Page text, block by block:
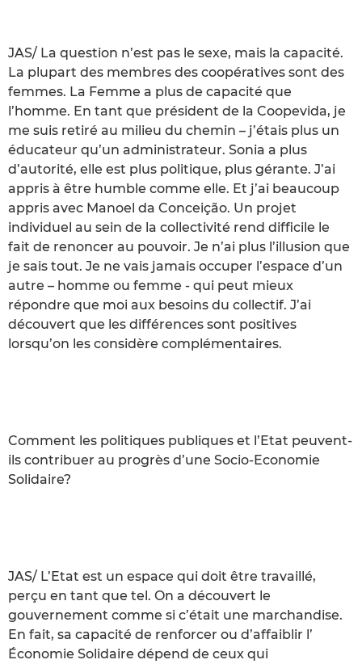
JAS/ La question n’est pas le sexe, mais la capacité.
La plupart des membres des coopératives sont des
femmes. La Femme a plus de capacité que
l’homme. En tant que président de la Coopevida, je
me suis retiré au milieu du chemin – j’étais plus un
éducateur qu’un administrateur. Sonia a plus
d’autorité, elle est plus politique, plus gérante. J’ai
appris à être humble comme elle. Et j’ai beaucoup
appris avec Manoel da Conceição. Un projet
individuel au sein de la collectivité rend difficile le
fait de renoncer au pouvoir. Je n’ai plus l’illusion que
je sais tout. Je ne vais jamais occuper l’espace d’un
autre – homme ou femme - qui peut mieux
répondre que moi aux besoins du collectif. J’ai
découvert que les différences sont positives
lorsqu’on les considère complémentaires.
Comment les politiques publiques et l’Etat peuvent-
ils contribuer au progrès d’une Socio-Economie
Solidaire?
JAS/ L’Etat est un espace qui doit être travaillé,
perçu en tant que tel. On a découvert le
gouvernement comme si c’était une marchandise.
En fait, sa capacité de renforcer ou d’affaiblir l’
Économie Solidaire dépend de ceux qui